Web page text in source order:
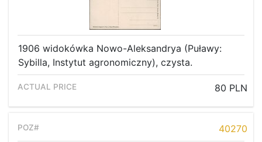
1906 widokówka Nowo-Aleksandrya (Puławy:
Sybilla, Instytut agronomiczny), czysta.
80 PLN
40270